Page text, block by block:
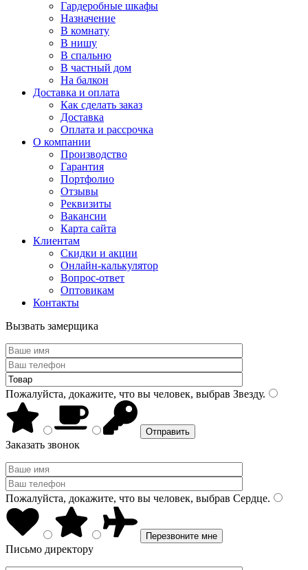
Гардеробные шкафы
Назначение
В комнату
В нишу
В спальню
В частный дом
На балкон
Доставка и оплата
Как сделать заказ
Доставка
Оплата и рассрочка
О компании
Производство
Гарантия
Портфолио
Отзывы
Реквизиты
Вакансии
Карта сайта
Клиентам
Скидки и акции
Онлайн-калькулятор
Вопрос-ответ
Оптовикам
Контакты
Вызвать замерщика
Пожалуйста, докажите, что вы человек, выбрав Звезду.
Заказать звонок
Пожалуйста, докажите, что вы человек, выбрав Сердце.
Письмо директору